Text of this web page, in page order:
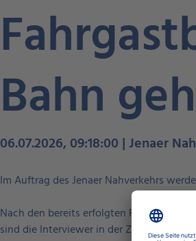
Bahn
06.07.2026, 09:18:00 | Jenaer
Im Auftrag des Jenaer Nahverkehrs
Nach den bereits erfolgten
sind die Interviewer in der Zeit vom 13.